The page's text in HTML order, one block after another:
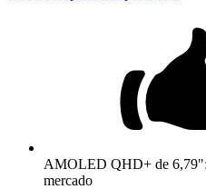
AMOLED QHD+ de 6,79":
mercado